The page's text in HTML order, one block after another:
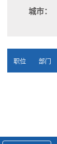
城市：
职位 部门